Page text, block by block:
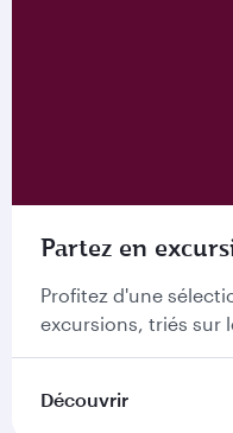
Partez en
Profitez d'une
excursions, triés sur
Découvrir